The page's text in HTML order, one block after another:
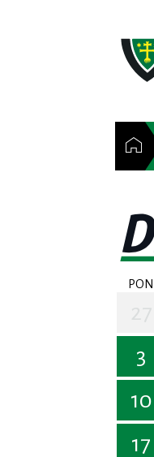
PON
3
10
17